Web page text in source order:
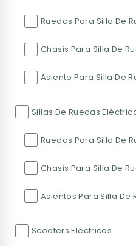
Ruedas Para Silla De
Chasis Para Silla De
Asiento Para Silla De
Sillas De Ruedas
Ruedas Para Silla De
Chasis Para Silla De
Asientos Para Silla De
Scooters Eléctricos